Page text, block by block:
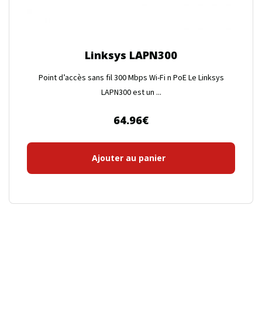
Linksys LAPN300
Point d’accès sans fil 300 Mbps Wi-Fi n PoE Le Linksys
LAPN300 est un ...
64.96€
Ajouter au panier